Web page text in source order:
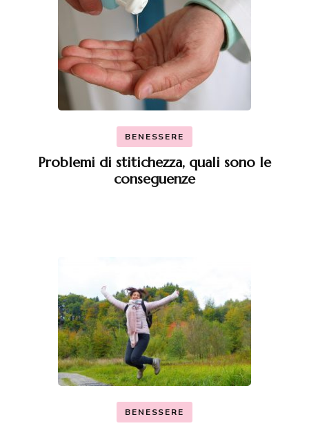
BENESSERE
Problemi di stitichezza, quali sono le
conseguenze
BENESSERE